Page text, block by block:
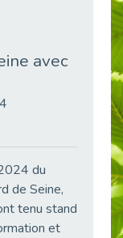
« Confiance en soi et acceptation du handicap » : un levier puissant vers l’emploi
Handicap et emploi : une matinée pour briser les tabous
avec
du
de Seine,
tenu stand
et